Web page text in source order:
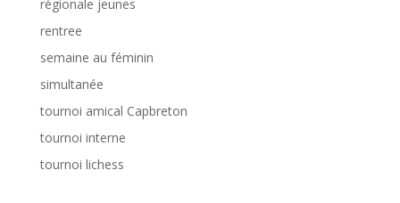
régionale jeunes
rentree
semaine au féminin
simultanée
tournoi amical Capbreton
tournoi interne
tournoi lichess